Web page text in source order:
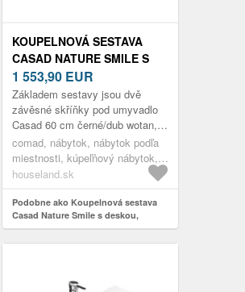
KOUPELNOVÁ SESTAVA
CASAD NATURE SMILE S
DESKOU, SKŘÍŇKAMI,
UMYVADLY A LED
ZRCADLEM 120 CM
ČERNÁ/DUB WOTAN
1 553,90 EUR
Základem sestavy jsou dvě
závěsné skříňky pod umyvadlo
Casad 60 cm černé/dub wotan,
které nabízí praktický úložný
prostor a zároveň působí velmi
el...
comad, nábytok, nábytok podľa
miestnosti, kúpeľňový nábytok,
kúpeľňové zostavy
houseland.sk
Podobne ako Koupelnová sestava
Casad Nature Smile s deskou,
skříňkami, umyvadly a LED zrcadlem
120 cm černá/dub wotan